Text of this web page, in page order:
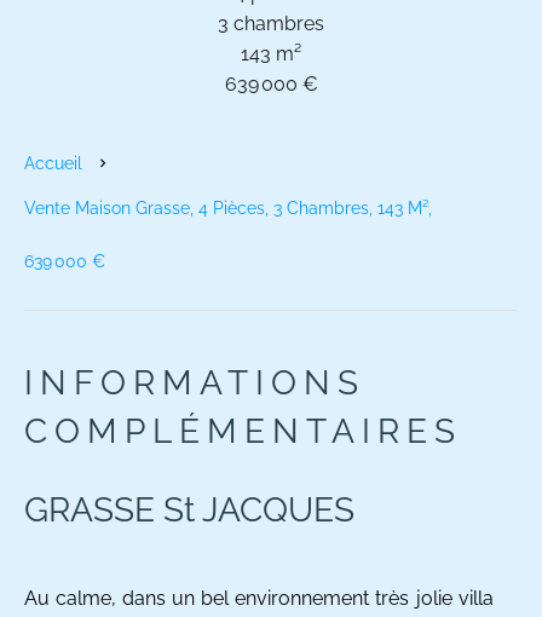
3 chambres
143 m²
639 000 €
Accueil
Vente Maison Grasse, 4 Pièces, 3 Chambres, 143 M²,
639 000 €
INFORMATIONS
COMPLÉMENTAIRES
GRASSE St JACQUES
Au calme, dans un bel environnement très jolie villa